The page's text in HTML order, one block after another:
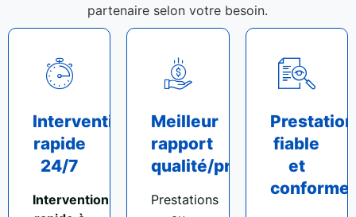
partenaire selon votre besoin.
Intervention
rapide
24/7
Intervention
Meilleur
rapport
qualité/prix
Prestations
Prestation
fiable
et
conforme